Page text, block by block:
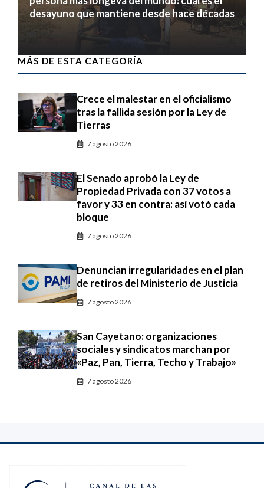
desayuno que mantiene desde hace décadas
MÁS DE ESTA CATEGORÍA
Crece el malestar en el oficialismo
tras la fallida sesión por la Ley de
Tierras
7 agosto 2026
El Senado aprobó la Ley de
Propiedad Privada con 37 votos a
favor y 33 en contra: así votó cada
bloque
7 agosto 2026
Denuncian irregularidades en el plan
de retiros del Ministerio de Justicia
7 agosto 2026
San Cayetano: organizaciones
sociales y sindicatos marchan por
«Paz, Pan, Tierra, Techo y Trabajo»
7 agosto 2026